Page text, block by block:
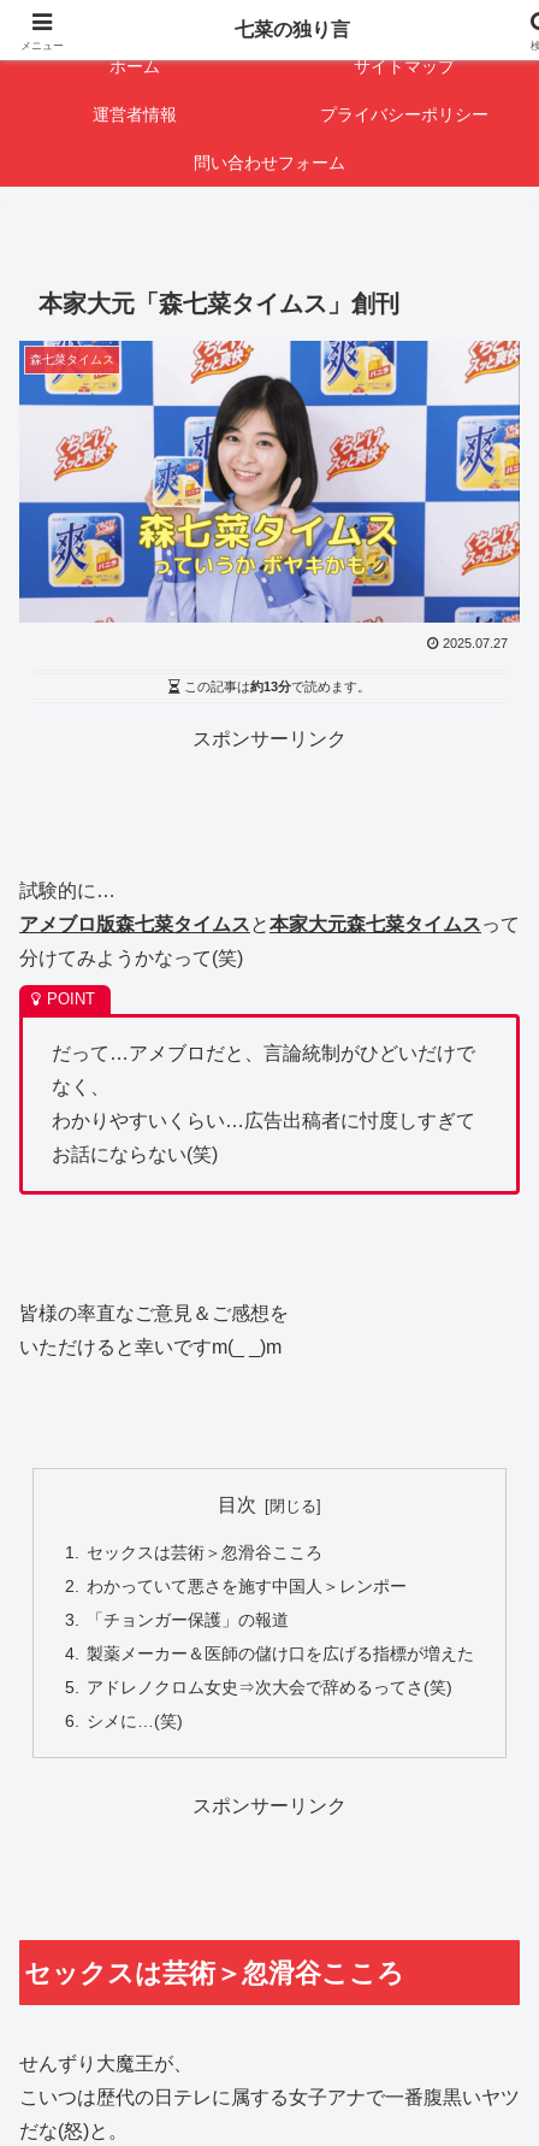
闇を暴けば･･･表になります
ホーム サイトマップ
運営者情報 プライバシーポリシー
問い合わせフォーム
本家大元「森七菜タイムス」創刊
森七菜タイムス
2025.07.27
この記事は約13分で読めます。
スポンサーリンク
試験的に…
アメブロ版森七菜タイムスと本家大元森七菜タイムスって
分けてみようかなって(笑)
だって…アメブロだと、言論統制がひどいだけで
なく、
わかりやすいくらい…広告出稿者に忖度しすぎて
お話にならない(笑)
皆様の率直なご意見＆ご感想を
いただけると幸いですm(_ _)m
目次
セックスは芸術＞忽滑谷こころ
わかっていて悪さを施す中国人＞レンポー
「チョンガー保護」の報道
製薬メーカー＆医師の儲け口を広げる指標が増えた
アドレノクロム女史⇒次大会で辞めるってさ(笑)
シメに…(笑)
スポンサーリンク
セックスは芸術＞忽滑谷こころ
せんずり大魔王が、
こいつは歴代の日テレに属する女子アナで一番腹黒いヤツ
だな(怒)と。
メニュー
七菜の独り言